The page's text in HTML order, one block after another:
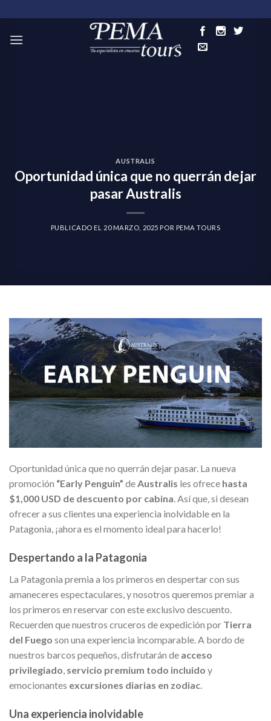
to
content
AUSTRALIS
Oportunidad única que no querrán dejar
pasar Australis
PUBLICADO EL 20 MARZO, 2025 POR PEMA TOURS
Oportunidad única que no querrán dejar pasar. La nueva
promoción “Early Penguin” deAustralis les ofrece hasta
$1,000 USD de descuento por cabina. Así que, si desean
ofrecer a sus clientes una experiencia inolvidable en la
Patagonia, ¡ahora es el momento ideal para hacerlo!
Despertando a la Patagonia
La Patagonia premia a los primeros en despertar con sus
amaneceres espectaculares, y nosotros queremos premiar a
los primeros en reservar con este exclusivo descuento.
Recuerden que nuestros cruceros de expedición por Tierra
del Fuego son una experiencia incomparable. A bordo de
nuestros barcos pequeños, disfrutarán de acceso
privilegiado, servicio premium todo incluido y
emocionantes excursiones diarias en zodiac.
Una experiencia inolvidable